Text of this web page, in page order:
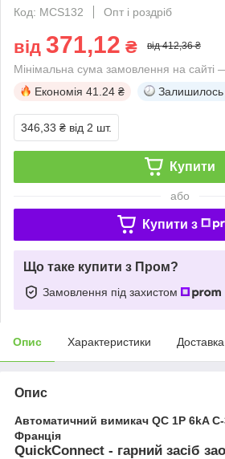
Код: MCS132
Опт і роздріб
від 371,12 ₴ від 412,36 ₴
Мінімальна сума замовлення на сайті
Економія 41.24 ₴ Залишилось
346,33 ₴ від 2 шт.
Купити
або
Купити з
Що таке купити з Пром?
Замовлення під захистом
Опис Характеристики Доставка
Опис
Автоматичний вимикач QC 1P 6kA
Франція
QuickConnect - гарний засіб